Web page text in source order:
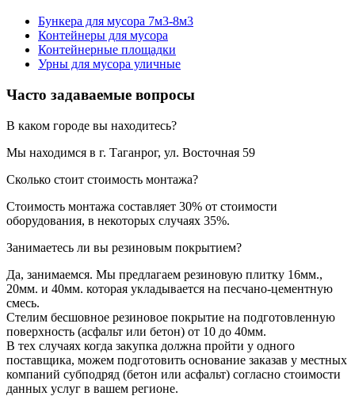
Бункера для мусора 7м3-8м3
Контейнеры для мусора
Контейнерные площадки
Урны для мусора уличные
Часто задаваемые вопросы
В каком городе вы находитесь?
Мы находимся в г. Таганрог, ул. Восточная 59
Сколько стоит стоимость монтажа?
Стоимость монтажа составляет 30% от стоимости
оборудования, в некоторых случаях 35%.
Занимаетесь ли вы резиновым покрытием?
Да, занимаемся. Мы предлагаем резиновую плитку 16мм.,
20мм. и 40мм. которая укладывается на песчано-цементную
смесь.
Стелим бесшовное резиновое покрытие на подготовленную
поверхность (асфальт или бетон) от 10 до 40мм.
В тех случаях когда закупка должна пройти у одного
поставщика, можем подготовить основание заказав у местных
компаний субподряд (бетон или асфальт) согласно стоимости
данных услуг в вашем регионе.